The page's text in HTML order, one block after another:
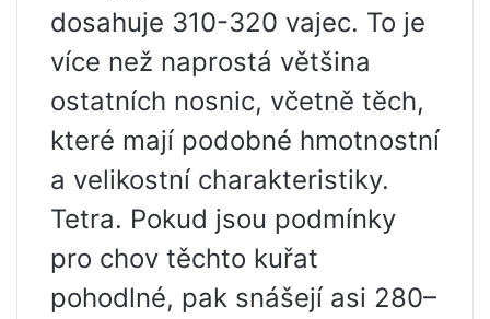
dosahuje 310-320 vajec. To je
více než naprostá většina
ostatních nosnic, včetně těch,
které mají podobné hmotnostní
a velikostní charakteristiky.
Tetra. Pokud jsou podmínky
pro chov těchto kuřat
pohodlné, pak snášejí asi 280–